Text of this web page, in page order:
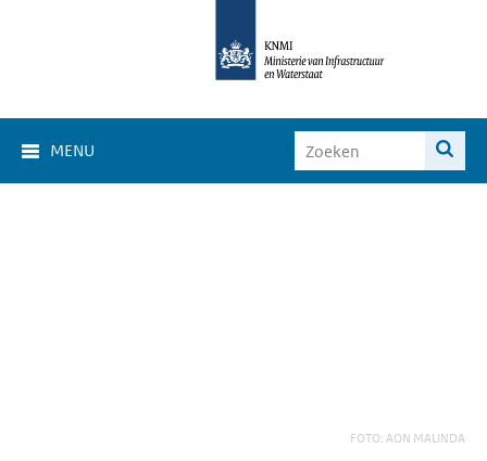
MENU
FOTO: AON MALINDA